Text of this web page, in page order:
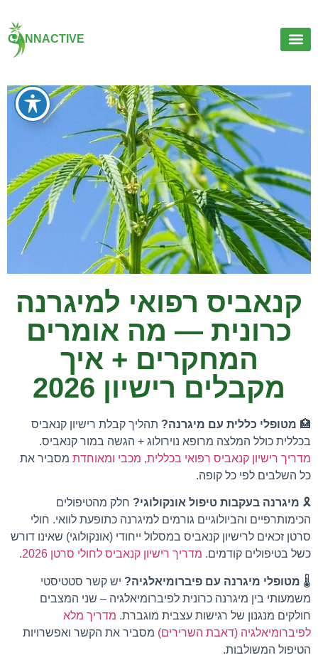
CANNACTIVE
קנאביס רפואי למיגרנה
כרונית — מה אומרים
המחקרים + איך
מקבלים רישיון 2026
🏥 מטופלי כללית עם מיגרנה? תהליך קבלת רישיון קנאביס
בכללית כולל המלצה מרופא נוירולוג + הגשה במור קנאביס.
מדריך רישיון קנאביס רפואי בכללית, מכבי ומאוחדת מסביר את
כל השלבים לפי כל קופה.
🎗️ מיגרנה בעקבות טיפול אונקולוגי? חלק מהטיפולים
הכימותרפיים והביולוגיים גורמים למיגרנה כתופעת לוואי. חולי
סרטן זכאים לרישיון קנאביס במסלול ייחודי (אונקולוגי) שאינו דורש
כשל בטיפולים קודמים. מדריך רישיון קנאביס לחולי סרטן 2026 .
🌡️ מטופלי מיגרנה עם פיברומיאלגיה? יש קשר סטטיסטי
משמעותי בין מיגרנה כרונית לפיברומיאלגיה – שני המצבים
חולקים מנגנון של רגישות עצבית מוגברת. מדריך מלא
לפיברומיאלגיה (דאבת השרירים) מסביר את הקשר ואפשרויות
הטיפול המשולבות.